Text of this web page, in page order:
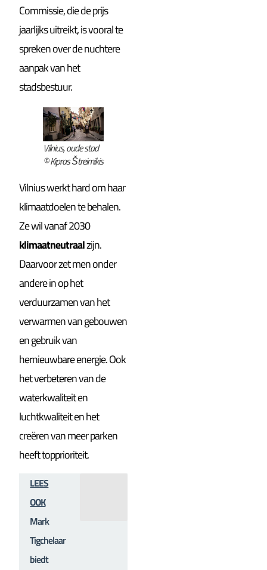
Commissie, die de prijs
jaarlijks uitreikt, is vooral te
spreken over de nuchtere
aanpak van het
stadsbestuur.
Vilnius, oude stad
© Kipras Štreimikis
Vilnius werkt hard om haar
klimaatdoelen te behalen.
Ze wil vanaf 2030
klimaatneutraalzijn.
Daarvoor zet men onder
andere in op het
verduurzamen van het
verwarmen van gebouwen
en gebruik van
hernieuwbare energie. Ook
het verbeteren van de
waterkwaliteit en
luchtkwaliteit en het
creëren van meer parken
heeft topprioriteit.
LEES
OOK
Mark
Tigchelaar
biedt